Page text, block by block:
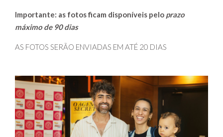
Importante: as fotos ficam disponíveis pelo prazo
máximo de 90 dias
AS FOTOS SERÃO ENVIADAS EM ATÉ 20 DIAS